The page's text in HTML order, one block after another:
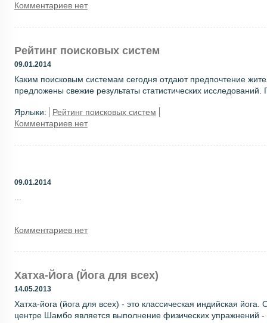
Комментариев нет
Рейтинг поисковых систем
09.01.2014
Каким поисковым системам сегодня отдают предпочтение
предложены свежие результаты статистических исследований.
Ярлыки:
Рейтинг поисковых систем
Комментариев нет
09.01.2014
Комментариев нет
Хатха-Йога (Йога для всех)
14.05.2013
Хатха-йога (йога для всех) - это классическая индийская йога.
центре Шамбо является выполнение физических упражнений -